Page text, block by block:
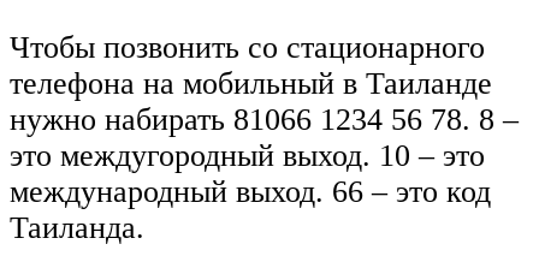
Чтобы позвонить со стационарного
телефона на мобильный в Таиланде
нужно набирать 81066 1234 56 78. 8 –
это междугородный выход. 10 – это
международный выход. 66 – это код
Таиланда.